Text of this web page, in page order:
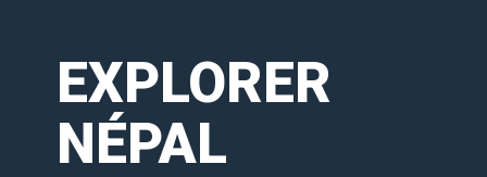
EXPLORER
NÉPAL